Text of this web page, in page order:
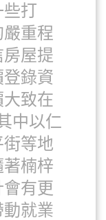
打
重程
屋提
錄資
致在
中以仁
等地
楠梓
有更
就業